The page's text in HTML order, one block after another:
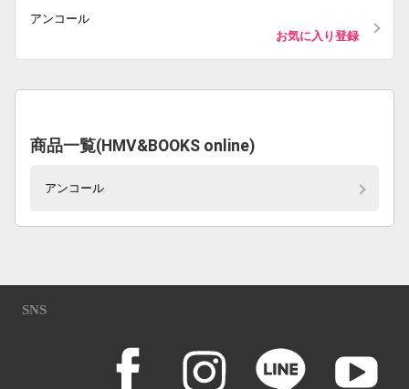
アンコール
お気に入り登録
商品一覧(HMV&BOOKS online)
アンコール
SNS